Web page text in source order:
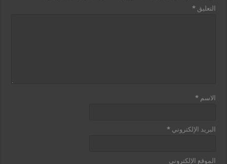
التعليق*
الاسم*
البريد الإلكتروني*
الموقع الإلكتروني